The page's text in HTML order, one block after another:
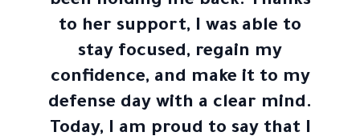
to her support, I was able to
stay focused, regain my
confidence, and make it to my
defense day with a clear mind.
Today, I am proud to say that I